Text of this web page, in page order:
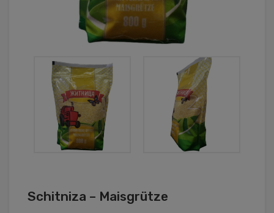
Schitniza – Maisgrütze